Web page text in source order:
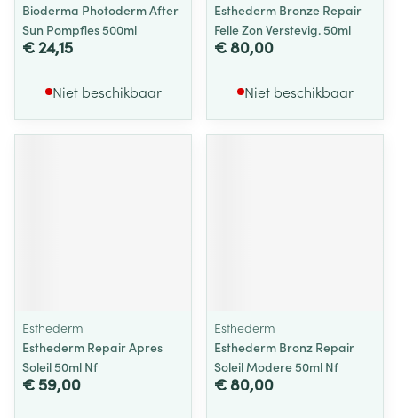
Bioderma Photoderm After
Sun Pompfles 500ml
€ 24,15
Niet beschikbaar
Esthederm Bronze Repair
Felle Zon Verstevig. 50ml
€ 80,00
Niet beschikbaar
Esthederm
Esthederm Repair Apres
Soleil 50ml Nf
€ 59,00
Esthederm
Esthederm Bronz Repair
Soleil Modere 50ml Nf
€ 80,00